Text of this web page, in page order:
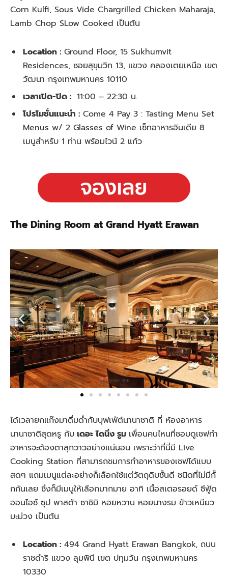
Corn Kulfi, Sous Vide Chargrilled Chicken Maharaja,
Lamb Chop SLow Cooked เป็นต้น
Location : Ground Floor, 15 Sukhumvit
Residences, ซอยสุขุมวิท 13, แขวง คลองเตยเหนือ เขต
วัฒนา กรุงเทพมหานคร 10110
เวลาเปิด-ปิด : 11:00 – 22:30 น.
โปรโมชั่นแนะนำ : Come 4 Pay 3 : Tasting Menu Set
Menus w/ 2 Glasses of Wine เซ็ทอาหารอินเดีย 8
เมนูสำหรับ 1 ท่าน พร้อมไวน์ 2 แก้ว
The Dining Room at Grand Hyatt Erawan
ได้เวลายกแก๊งมาดื่มด่ำกับบุฟเฟ่ต์นานาชาติ ที่ ห้องอาหาร
นานาชาติสุดหรู กับ เดอะ ไดนิ่ง รูม เพื่อนคนไหนที่ชอบดูเชฟทำ
อาหารจะต้องตาลุกวาวอย่างแน่นอน เพราะว่าที่นี่มี Live
Cooking Station ที่สามารถชมการทำอาหารของเชฟได้แบบ
สดๆ แถมเมนูแต่ละอย่างก็เลือกใช้แต่วัตถุดิบชั้นดี ชนิดที่ไม่มีกั้
กกันเลย ซึ่งก็มีเมนูให้เลือกมากมาย อาทิ เนื้อสเตอรอยด์ ซีฟู้ด
ออนไอซ์ ซุป พาสต้า ซาชิมิ หอยหวาน หอยนางรม ข้าวเหนียว
มะม่วง เป็นต้น
Location : 494 Grand Hyatt Erawan Bangkok, ถนน
ราชดำริ แขวง ลุมพินี เขต ปทุมวัน กรุงเทพมหานคร
10330